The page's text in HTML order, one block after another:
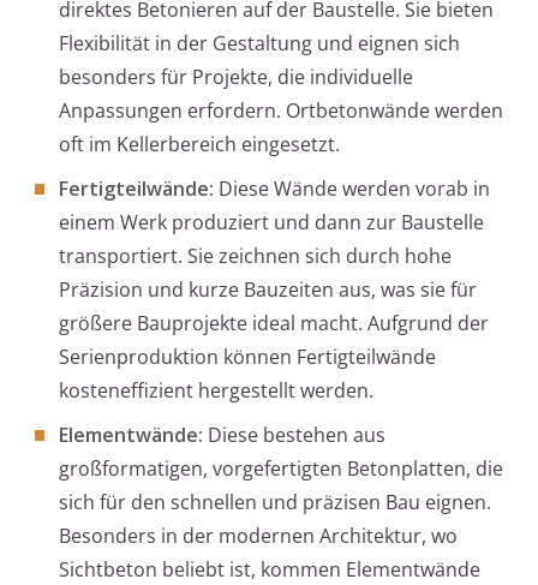
direktes Betonieren auf der Baustelle. Sie bieten
Flexibilität in der Gestaltung und eignen sich
besonders für Projekte, die individuelle
Anpassungen erfordern. Ortbetonwände werden
oft im Kellerbereich eingesetzt.
Fertigteilwände: Diese Wände werden vorab in
einem Werk produziert und dann zur Baustelle
transportiert. Sie zeichnen sich durch hohe
Präzision und kurze Bauzeiten aus, was sie für
größere Bauprojekte ideal macht. Aufgrund der
Serienproduktion können Fertigteilwände
kosteneffizient hergestellt werden.
Elementwände: Diese bestehen aus
großformatigen, vorgefertigten Betonplatten, die
sich für den schnellen und präzisen Bau eignen.
Besonders in der modernen Architektur, wo
Sichtbeton beliebt ist, kommen Elementwände